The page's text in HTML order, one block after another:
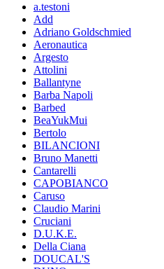
a.testoni
Add
Adriano Goldschmied
Aeronautica
Argesto
Attolini
Ballantyne
Barba Napoli
Barbed
BeaYukMui
Bertolo
BILANCIONI
Bruno Manetti
Cantarelli
CAPOBIANCO
Caruso
Claudio Marini
Cruciani
D.U.K.E.
Della Ciana
DOUCAL'S